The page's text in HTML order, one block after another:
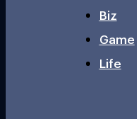
Biz
Game
Life